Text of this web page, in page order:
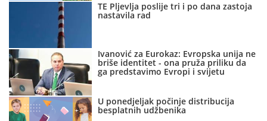
TE Pljevlja poslije tri i po dana zastoja
nastavila rad
Ivanović za Eurokaz: Evropska unija ne
briše identitet - ona pruža priliku da
ga predstavimo Evropi i svijetu
U ponedjeljak počinje distribucija
besplatnih udžbenika